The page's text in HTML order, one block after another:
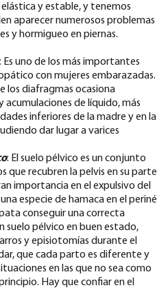
y estable, y tenemos
aparecer numerosos problemas
y hormigueo en piernas.
: Es uno de los más importantes
con mujeres embarazadas.
los diafragmas ocasiona
acumulaciones de líquido, más
inferiores de la madre y en la
dar lugar a varices
: El suelo pélvico es un conjunto
que recubren la pelvis en su parte
importancia en el expulsivo del
especie de hamaca en el periné
conseguir una correcta
suelo pélvico en buen estado,
y episiotomías durante el
que cada parto es diferente y
en las que no sea como
Hay que confiar en el